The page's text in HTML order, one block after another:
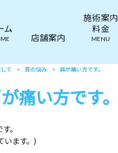
ム
店舗案内
施術案内
料金
MENU
て > 首の悩み > 肩が痛い方です。
痛い方です。
。
います。)